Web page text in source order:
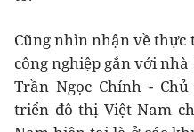
Cũng nhìn nhận về
công nghiệp gắn với nhà
Trần Ngọc Chính -
triển đô thị Việt Nam